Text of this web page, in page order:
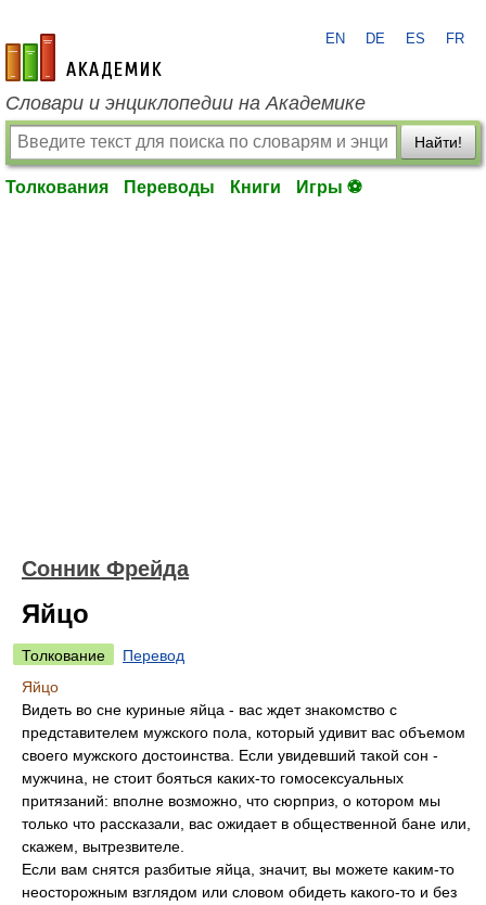
academic.ru
EN DE ES FR
Словари и энциклопедии на Академике
Найти!
Толкования Переводы Книги Игры ⚽
Cонник Фрейда
Яйцо
Толкование
Перевод
Яйцо
Видеть во сне куриные яйца - вас ждет знакомство с
представителем мужского пола, который удивит вас объемом
своего мужского достоинства. Если увидевший такой сон -
мужчина, не стоит бояться каких-то гомосексуальных
притязаний: вполне возможно, что сюрприз, о котором мы
только что рассказали, вас ожидает в общественной бане или,
скажем, вытрезвителе.
Если вам снятся разбитые яйца, значит, вы можете каким-то
неосторожным взглядом или словом обидеть какого-то и без